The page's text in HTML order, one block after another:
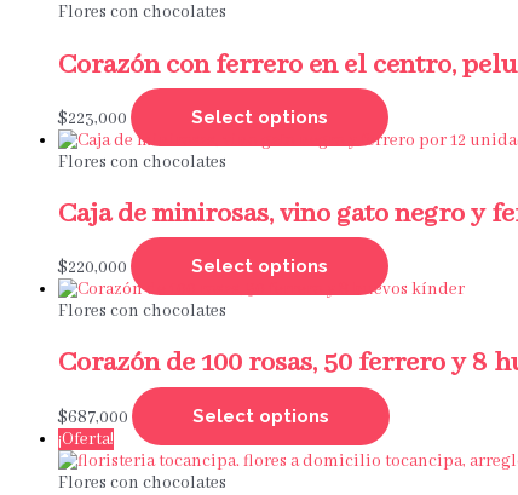
Flores con chocolates
Corazón con ferrero en el centro,
$223,000 Select options
Flores con chocolates
Caja de minirosas, vino gato negro y
$220,000 Select options
Flores con chocolates
Corazón de 100 rosas, 50 ferrero y 8
$687,000
Select options
¡Oferta!
Flores con chocolates